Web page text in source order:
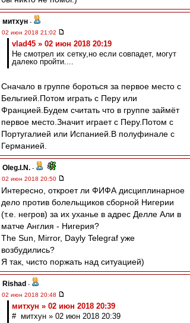
митхун -
02 июн 2018 21:02
vlad45 » 02 июн 2018 20:19
Не смотрел их сетку,но если совпадет, могут
далеко пройти....
Сначало в группе бороться за первое место с
Бельгией.Потом играть с Перу или
Францией.Будем считать что в группе займёт
первое место.Значит играет с Перу.Потом с
Португалией или Испанией.В полуфинале с
Германией.
Oleg.I.N. -
02 июн 2018 20:50
Интересно, откроет ли ФИФА дисциплинарное
дело против болельщиков сборной Нигерии
(т.е. негров) за их уханье в адрес Делле Али в
матче Англия - Нигерия?
The Sun, Mirror, Dayly Telegraf уже
возбудились?
Я так, чисто поржать над ситуацией)
Rishad -
02 июн 2018 20:48
митхун » 02 июн 2018 20:39
# митхун » 02 июн 2018 20:39